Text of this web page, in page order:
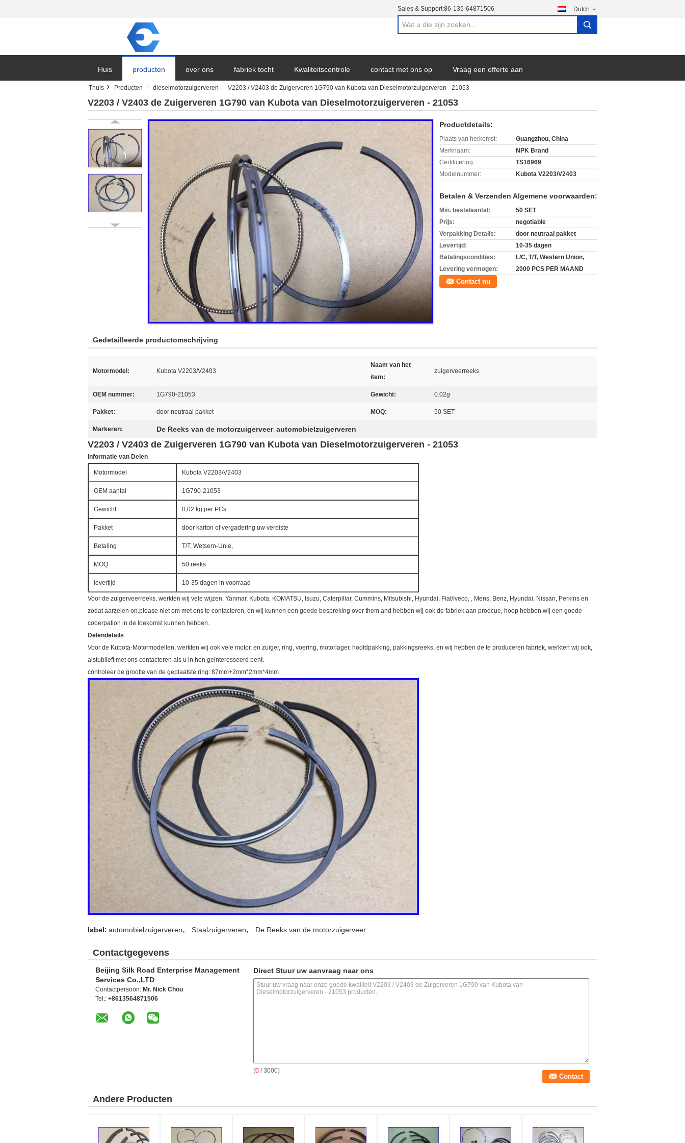
Sales & Support:86-135-64871506 Dutch
search
Huis producten over ons fabriek tocht Kwaliteitscontrole contact met ons op Vraag een offerte aan
Thuis Producten dieselmotorzuigerveren V2203 / V2403 de Zuigerveren 1G790 van Kubota van Dieselmotorzuigerveren - 21053
V2203 / V2403 de Zuigerveren 1G790 van Kubota van Dieselmotorzuigerveren - 21053
Productdetails:
Plaats van herkomst:
Guangzhou, China
Merknaam:
NPK Brand
Certificering:
TS16969
Modelnummer:
Kubota V2203/V2403
Betalen & Verzenden Algemene voorwaarden:
Min. bestelaantal:
50 SET
Prijs:
negotiable
Verpakking Details:
door neutraal pakket
Levertijd:
10-35 dagen
Betalingscondities:
L/C, T/T, Western Union,
Levering vermogen:
2000 PCS PER MAAND
Contact nu
Gedetailleerde productomschrijving
Motormodel: Kubota V2203/V2403
Naam van het
item:
zuigerveerreeks
OEM nummer: 1G790-21053 Gewicht: 0.02g
Pakket: door neutraal pakket MOQ: 50 SET
Markeren: De Reeks van de motorzuigerveer, automobielzuigerveren
V2203 / V2403 de Zuigerveren 1G790 van Kubota van Dieselmotorzuigerveren - 21053
Informatie van Delen
Motormodel Kubota V2203/V2403
OEM aantal 1G790-21053
Gewicht 0,02 kg per PCs
Pakket door karton of vergadering uw vereiste
Betaling T/T, Wetsern-Unie,
MOQ 50 reeks
levertijd 10-35 dagen in voorraad
Voor de zuigerveerreeks, werkten wij vele wijzen, Yanmar, Kubota, KOMATSU, Isuzu, Caterpillar, Cummins, Mitsubishi, Hyundai, Fiat/Iveco, , Mens, Benz, Hyundai, Nissan, Perkins en
zodat aarzelen on.please niet om met ons te contacteren, en wij kunnen een goede bespreking over them.and hebben wij ook de fabriek aan prodcue, hoop hebben wij een goede
cooerpation in de toekomst kunnen hebben.
Delendetails
Voor de Kubota-Motormodellen, werkten wij ook vele motor, en zuiger, ring, voering, motorlager, hoofdpakking, pakkingsreeks, en wij hebben de te produceren fabriek, werkten wij ook,
alstublieft met ons contacteren als u in hen geinteresseerd bent.
controleer de grootte van de geplaatste ring: 87mm+2mm*2mm*4mm
label: automobielzuigerveren, Staalzuigerveren, De Reeks van de motorzuigerveer
Contactgegevens
Beijing Silk Road Enterprise Management
Services Co.,LTD
Contactpersoon: Mr. Nick Chou
Tel.: +8613564871506
Direct Stuur uw aanvraag naar ons
(0 / 3000)
Andere Producten